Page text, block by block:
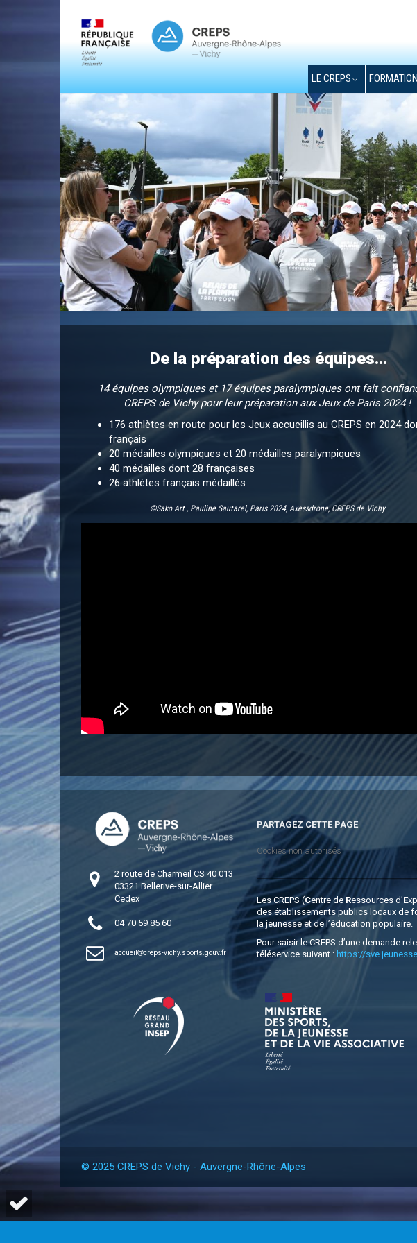
LE CREPS FORMATION
De la préparation des équipes...
14 équipes olympiques et 17 équipes paralympiques ont fait
CREPS de Vichy pour leur préparation aux Jeux de Paris 2024 !
176 athlètes en route pour les Jeux accueillis au CREPS en 2024
français
20 médailles olympiques et 20 médailles paralympiques
40 médailles dont 28 françaises
26 athlètes français médaillés
©Sako Art , Pauline Sautarel, Paris 2024, Axessdrone, CREPS de Vichy
2 route de Charmeil CS 40 013
03321 Bellerive-sur-Allier
Cedex
04 70 59 85 60
accueil creps-vichy.sports.gouv.fr
PARTAGEZ CETTE PAGE
Cookies non autorisés
Les CREPS (Centre de Ressources d’E
des établissements publics locaux de
la jeunesse et de l’éducation populaire.
Pour saisir le CREPS d’une demande
téléservice suivant : https://
© 2025 CREPS de Vichy - Auvergne-Rhône-Alpes